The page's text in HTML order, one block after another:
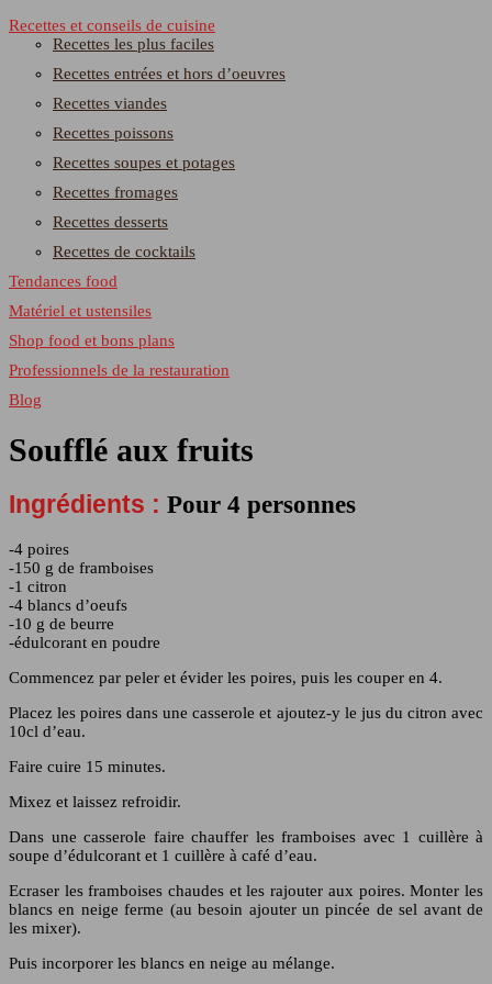
Recettes et conseils de cuisine
Recettes les plus faciles
Recettes entrées et hors d’oeuvres
Recettes viandes
Recettes poissons
Recettes soupes et potages
Recettes fromages
Recettes desserts
Recettes de cocktails
Tendances food
Matériel et ustensiles
Shop food et bons plans
Professionnels de la restauration
Blog
Soufflé aux fruits
Ingrédients : Pour 4 personnes
-4 poires
-150 g de framboises
-1 citron
-4 blancs d’oeufs
-10 g de beurre
-édulcorant en poudre
Commencez par peler et évider les poires, puis les couper en 4.
Placez les poires dans une casserole et ajoutez-y le jus du citron avec
10cl d’eau.
Faire cuire 15 minutes.
Mixez et laissez refroidir.
Dans une casserole faire chauffer les framboises avec 1 cuillère à
soupe d’édulcorant et 1 cuillère à café d’eau.
Ecraser les framboises chaudes et les rajouter aux poires. Monter les
blancs en neige ferme (au besoin ajouter un pincée de sel avant de
les mixer).
Puis incorporer les blancs en neige au mélange.